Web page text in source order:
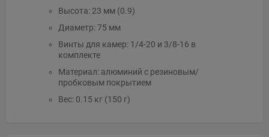
Высота: 23 мм (0.9)
Диаметр: 75 мм
Винты для камер: 1/4-20 и 3/8-16 в
комплекте
Материал: алюминий с резиновым/
пробковым покрытием
Вес: 0.15 кг (150 г)